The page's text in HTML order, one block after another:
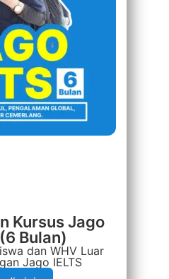
Kursus Jago
Bulan)
dan WHV Luar
Jago IELTS